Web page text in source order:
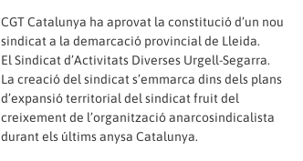
CGT Catalunya ha aprovat la constitució d’un nou
sindicat a la demarcació provincial de Lleida.
El Sindicat d’Activitats Diverses Urgell-Segarra.
La creació del sindicat s’emmarca dins dels plans
d’expansió territorial del sindicat fruit del
creixement de l’organització anarcosindicalista
durant els últims anysa Catalunya.